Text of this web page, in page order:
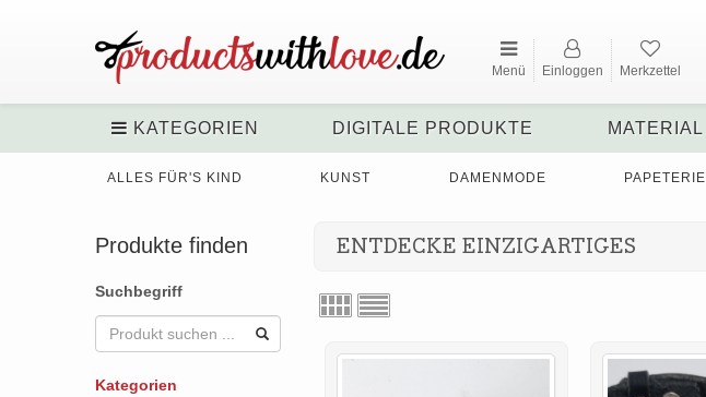
Menü Einloggen Merkzettel
KATEGORIEN DIGITALE PRODUKTE MATERIAL
ALLES FÜR'S KIND KUNST DAMENMODE PAPETERIE
Produkte finden
Suchbegriff
Kategorien
ENTDECKE EINZIGARTIGES